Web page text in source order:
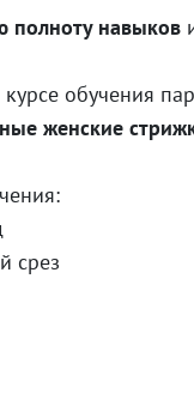
полноту навыков
курсе обучения
женские
срез